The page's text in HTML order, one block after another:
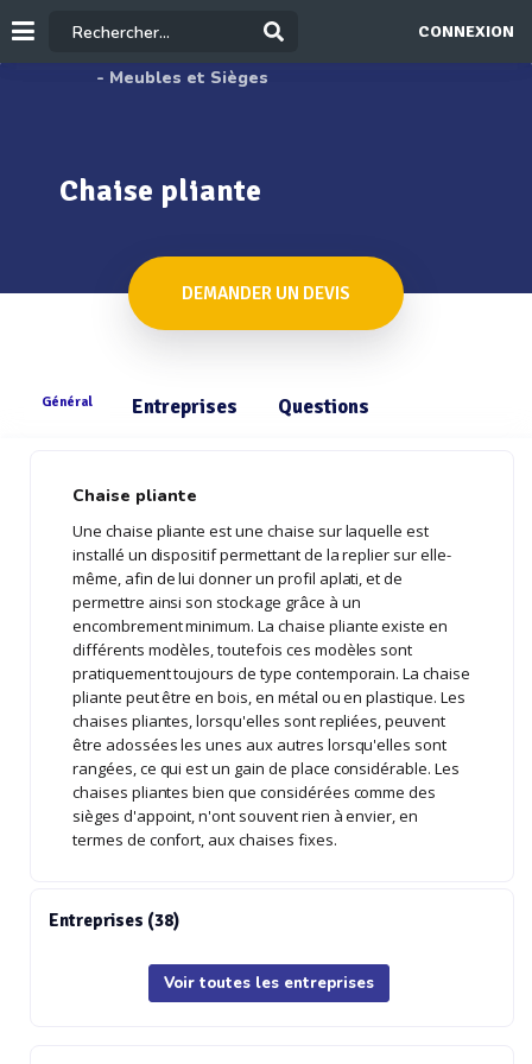
CONNEXION
- Meubles et Sièges
Chaise pliante
DEMANDER UN DEVIS
Général Entreprises Questions
Chaise pliante
Une chaise pliante est une chaise sur laquelle est
installé un dispositif permettant de la replier sur elle-
même, afin de lui donner un profil aplati, et de
permettre ainsi son stockage grâce à un
encombrement minimum. La chaise pliante existe en
différents modèles, toutefois ces modèles sont
pratiquement toujours de type contemporain. La chaise
pliante peut être en bois, en métal ou en plastique. Les
chaises pliantes, lorsqu'elles sont repliées, peuvent
être adossées les unes aux autres lorsqu'elles sont
rangées, ce qui est un gain de place considérable. Les
chaises pliantes bien que considérées comme des
sièges d'appoint, n'ont souvent rien à envier, en
termes de confort, aux chaises fixes.
Entreprises (38)
Voir toutes les entreprises